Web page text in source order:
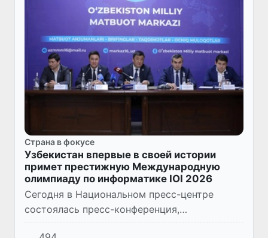
Страна в фокусе
Узбекистан впервые в своей истории
примет престижную Международную
олимпиаду по информатике IOI 2026
Сегодня в Национальном пресс-центре
состоялась пресс-конференция,
посвященная 38-й Международной